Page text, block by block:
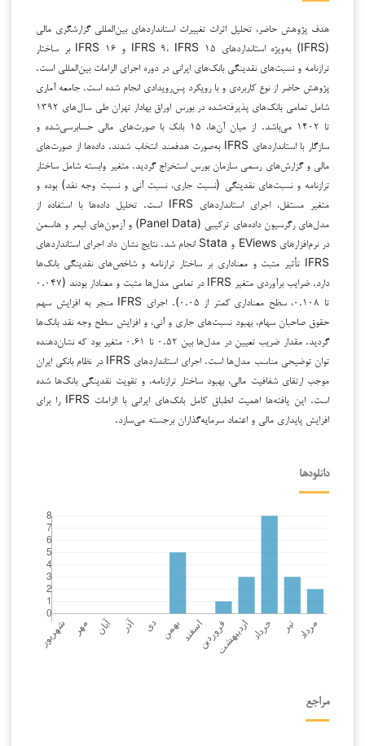
هدف پژوهش حاضر، تحلیل اثرات تغییرات استانداردهای بین‌المللی گزارشگری مالی
(IFRS) به‌ویژه استانداردهای IFRS ۹، IFRS ۱۵ و IFRS ۱۶ بر ساختار
ترازنامه و نسبت‌های نقدینگی بانک‌های ایرانی در دوره اجرای الزامات بین‌المللی است.
پژوهش حاضر از نوع کاربردی و با رویکرد پس‌رویدادی انجام شده است. جامعه آماری
شامل تمامی بانک‌های پذیرفته‌شده در بورس اوراق بهادار تهران طی سال‌های ۱۳۹۲
تا ۱۴۰۲ می‌باشد. از میان آن‌ها، ۱۵ بانک با صورت‌های مالی حسابرسی‌شده و
سازگار با استانداردهای IFRS به‌صورت هدفمند انتخاب شدند. داده‌ها از صورت‌های
مالی و گزارش‌های رسمی سازمان بورس استخراج گردید. متغیر وابسته شامل ساختار
ترازنامه و نسبت‌های نقدینگی (نسبت جاری، نسبت آنی و نسبت وجه نقد) بوده و
متغیر مستقل، اجرای استانداردهای IFRS است. تحلیل داده‌ها با استفاده از
مدل‌های رگرسیون داده‌های ترکیبی (Panel Data) و آزمون‌های لیمر و هاسمن
در نرم‌افزارهای EViews و Stata انجام شد. نتایج نشان داد اجرای استانداردهای
IFRS تأثیر مثبت و معناداری بر ساختار ترازنامه و شاخص‌های نقدینگی بانک‌ها
دارد. ضرایب برآوردی متغیر IFRS در تمامی مدل‌ها مثبت و معنادار بودند (۰.۰۴۷
تا ۰.۱۰۸، سطح معناداری کمتر از ۰.۰۵). اجرای IFRS منجر به افزایش سهم
حقوق صاحبان سهام، بهبود نسبت‌های جاری و آنی، و افزایش سطح وجه نقد بانک‌ها
گردید. مقدار ضریب تعیین در مدل‌ها بین ۰.۵۲ تا ۰.۶۱ متغیر بود که نشان‌دهنده
توان توضیحی مناسب مدل‌ها است. اجرای استانداردهای IFRS در نظام بانکی ایران
موجب ارتقای شفافیت مالی، بهبود ساختار ترازنامه، و تقویت نقدینگی بانک‌ها شده
است. این یافته‌ها اهمیت انطباق کامل بانک‌های ایرانی با الزامات IFRS را برای
افزایش پایداری مالی و اعتماد سرمایه‌گذاران برجسته می‌سازد.
دانلودها
مراجع